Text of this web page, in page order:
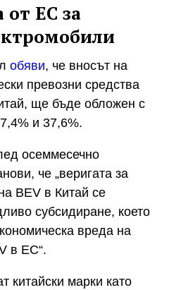
ЕС за
обяви, че вносът на
превозни средства
ще бъде обложен с
и 37,6%.
осеммесечно
че „веригата за
BEV в Китай се
субсидиране, което
вреда на
в ЕС“.
китайски марки като